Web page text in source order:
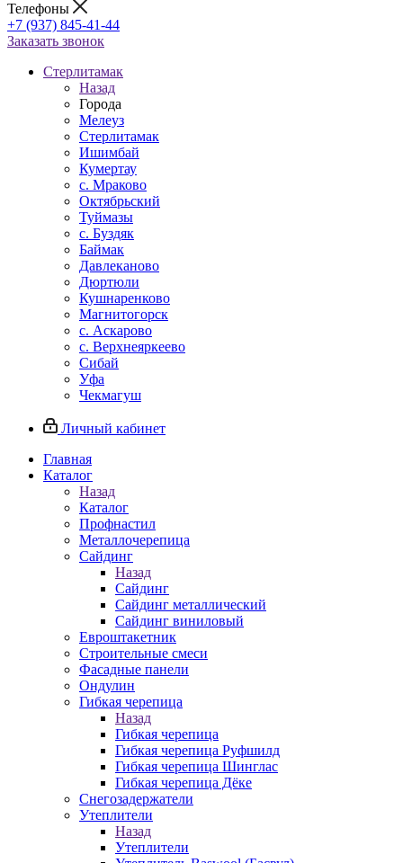
Телефоны
+7 (937) 845-41-44
Заказать звонок
Стерлитамак
Назад
Города
Мелеуз
Стерлитамак
Ишимбай
Кумертау
c. Мраково
Октябрьский
Туймазы
c. Буздяк
Баймак
Давлеканово
Дюртюли
Кушнаренково
Магнитогорск
с. Аскарово
с. Верхнеяркеево
Сибай
Уфа
Чекмагуш
Личный кабинет
Главная
Каталог
Назад
Каталог
Профнастил
Металлочерепица
Сайдинг
Назад
Сайдинг
Сайдинг металлический
Сайдинг виниловый
Евроштакетник
Строительные смеси
Фасадные панели
Ондулин
Гибкая черепица
Назад
Гибкая черепица
Гибкая черепица Руфшилд
Гибкая черепица Шинглас
Гибкая черепица Дёке
Снегозадержатели
Утеплители
Назад
Утеплители